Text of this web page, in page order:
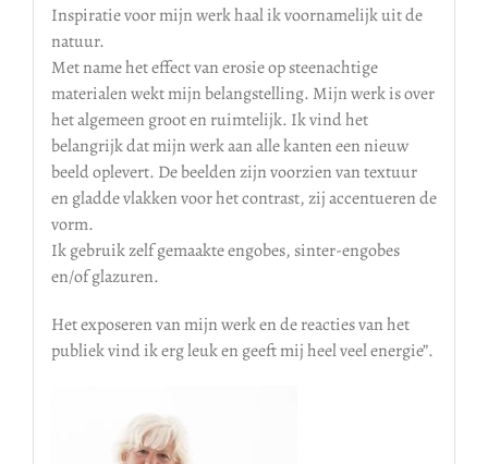
Inspiratie voor mijn werk haal ik voornamelijk uit de
natuur.
Met name het effect van erosie op steenachtige
materialen wekt mijn belangstelling. Mijn werk is over
het algemeen groot en ruimtelijk. Ik vind het
belangrijk dat mijn werk aan alle kanten een nieuw
beeld oplevert. De beelden zijn voorzien van textuur
en gladde vlakken voor het contrast, zij accentueren de
vorm.
Ik gebruik zelf gemaakte engobes, sinter-engobes
en/of glazuren.
Het exposeren van mijn werk en de reacties van het
publiek vind ik erg leuk en geeft mij heel veel energie”.